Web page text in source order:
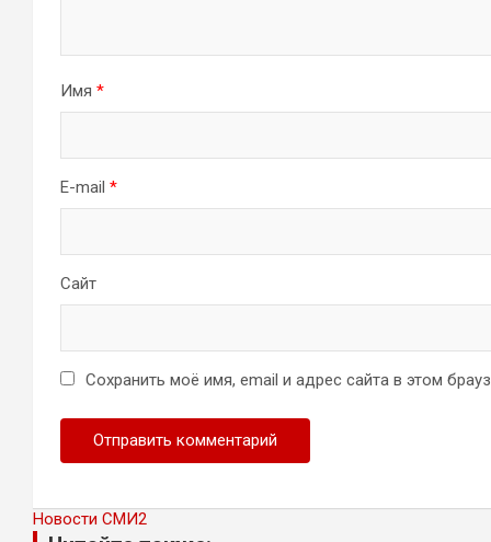
Имя *
E-mail *
Сайт
Сохранить моё имя, email и адрес сайта в этом
Новости СМИ2